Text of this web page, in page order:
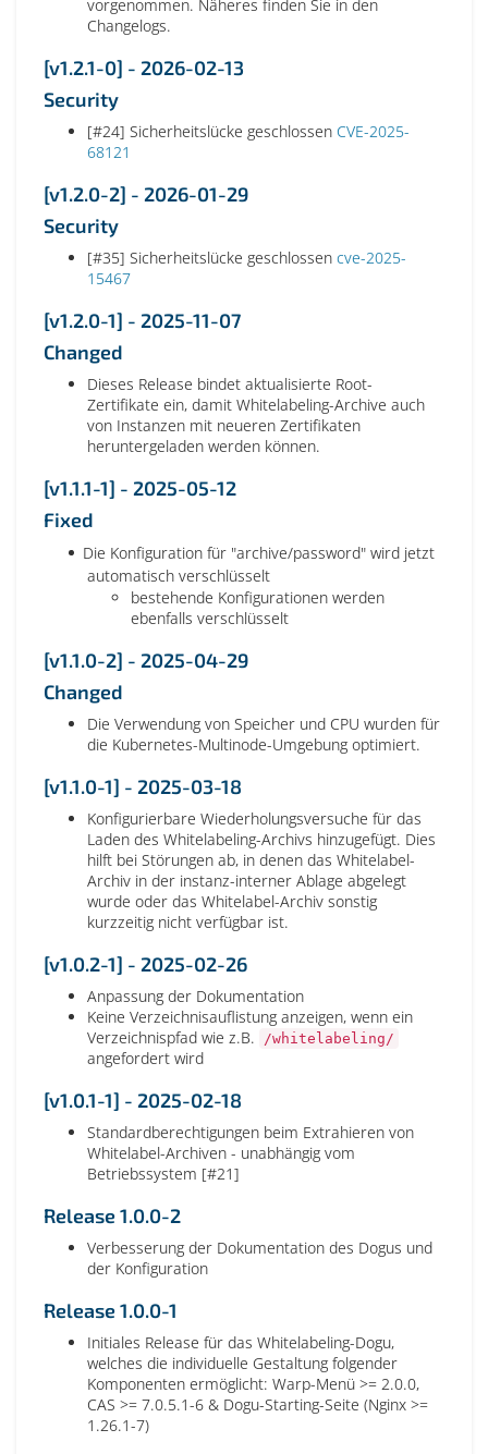
vorgenommen. Näheres finden Sie in den
Changelogs.
[v1.2.1-0] - 2026-02-13
Security
[#24] Sicherheitslücke geschlossen CVE-2025-
68121
[v1.2.0-2] - 2026-01-29
Security
[#35] Sicherheitslücke geschlossen cve-2025-
15467
[v1.2.0-1] - 2025-11-07
Changed
Dieses Release bindet aktualisierte Root-
Zertifikate ein, damit Whitelabeling-Archive auch
von Instanzen mit neueren Zertifikaten
heruntergeladen werden können.
[v1.1.1-1] - 2025-05-12
Fixed
Die Konfiguration für "archive/password" wird jetzt
automatisch verschlüsselt
bestehende Konfigurationen werden
ebenfalls verschlüsselt
[v1.1.0-2] - 2025-04-29
Changed
Die Verwendung von Speicher und CPU wurden für
die Kubernetes-Multinode-Umgebung optimiert.
[v1.1.0-1] - 2025-03-18
Konfigurierbare Wiederholungsversuche für das
Laden des Whitelabeling-Archivs hinzugefügt. Dies
hilft bei Störungen ab, in denen das Whitelabel-
Archiv in der instanz-interner Ablage abgelegt
wurde oder das Whitelabel-Archiv sonstig
kurzzeitig nicht verfügbar ist.
[v1.0.2-1] - 2025-02-26
Anpassung der Dokumentation
Keine Verzeichnisauflistung anzeigen, wenn ein
Verzeichnispfad wie z.B.
/whitelabeling/
angefordert wird
[v1.0.1-1] - 2025-02-18
Standardberechtigungen beim Extrahieren von
Whitelabel-Archiven - unabhängig vom
Betriebssystem [#21]
Release 1.0.0-2
Verbesserung der Dokumentation des Dogus und
der Konfiguration
Release 1.0.0-1
Initiales Release für das Whitelabeling-Dogu,
welches die individuelle Gestaltung folgender
Komponenten ermöglicht: Warp-Menü >= 2.0.0,
CAS >= 7.0.5.1-6 & Dogu-Starting-Seite (Nginx >=
1.26.1-7)